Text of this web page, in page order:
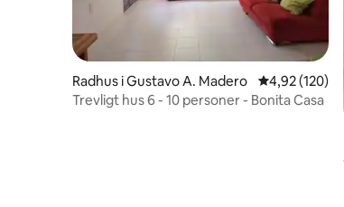
Radhus i Gustavo A. Madero 4,92 av 5 i
4,92 (120)
Trevligt hus 6 - 10 personer - Bonita Casa